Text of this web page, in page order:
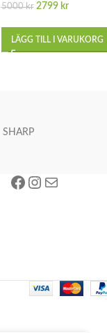
5000kr 2799 kr
LÄGG TILL I VARUKORG
SHARP